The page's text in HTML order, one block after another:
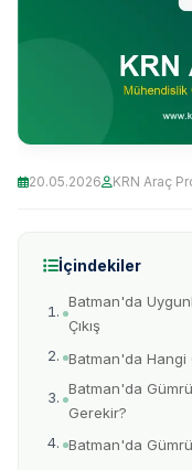
20.05.2026 KRN Araç
İçindekiler
Batman'da
Çıkış
Batman'da Hangi
Batman'da
Gerekir?
Batman'da